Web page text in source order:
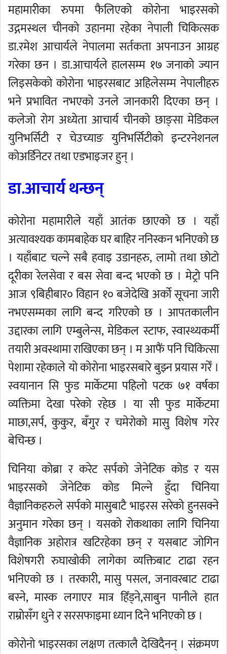
महामारीका रुपमा फैलिएको कोरोना भाइरसको
उद्गमस्थल चीनको उहानमा रहेका नेपाली चिकित्सक
डा.रमेश आचार्यले नेपालमा सर्तकता अपनाउन आग्रह
गरेका छन । डा.आचार्यले हालसम्म १७ जनाको ज्यान
लिइसकेको कोरोना भाइरसबाट अहिलेसम्म नेपालीहरु
भने प्रभावित नभएको उनले जानकारी दिएका छन् ।
कलेजो रोग अध्येता आचार्य चीनको छाङ्सा मेडिकल
युनिभर्सिटी र चेउच्याङ युनिभर्सिटीको इन्टरनेशनल
कोअर्डिनेटर तथा एडभाइजर हुन् ।
डा.आचार्य थन्छन्
कोरोना महामारीले यहाँ आतंक छाएको छ । यहाँ
अत्यावश्यक कामबाहेक घर बाहिर ननिस्कन भनिएको छ
। यहाँबाट चल्ने सबै हवाइ उडानहरु, लामो तथा छोटो
दूरीका रेलसेवा र बस सेवा बन्द भएको छ । मेट्रो पनि
आज ९बिहीबार० विहान १० बजेदेखि अर्को सूचना जारी
नभएसम्मका लागि बन्द गरिएको छ । आपतकालीन
उद्दारका लागि एम्बुलेन्स, मेडिकल स्टाफ, स्वास्थ्यकर्मी
तयारी अवस्थामा राखिएका छन् । म आफैं पनि चिकित्सा
पेशामा रहेकाले यो कोरोना भाइरसबारे बुझ्न प्रयास गरेँ ।
स्वयानान सि फुड मार्केटमा पहिलो पटक ७१ वर्षका
व्यक्तिमा देखा परेको रहेछ । या सी फुड मार्केटमा
माछा,सर्प, कुकुर, बँगुर र चमेरोको मासु विशेष गरेर
बेचिन्छ ।
चिनिया कोब्रा र करेट सर्पको जेनेटिक कोड र यस
भाइरसको जेनेटिक कोड मिल्ने हुँदा चिनिया
वैज्ञानिकहरुले सर्पको मासुबाटै भाइरस सरेको हुनसक्ने
अनुमान गरेका छन् । यसको रोकथाका लागि चिनिया
वैज्ञानिक अहोरात्र खटिरहेका छन् र यसबाट जोगिन
विशेषगरी रुघाखोकी लागेका व्यक्तिबाट टाढा रहन
भनिएको छ । तरकारी, मासु पसल, जनावरबाट टाढा
बस्ने, मास्क लगाएर मात्र हिँड्ने,साबुन पानीले हात
राम्रोसँग धुने र सरसफाइमा ध्यान दिने भनिएको छ ।
कोरोनो भाइरसका लक्षण तत्कालै देखिदैनन् । संक्रमण